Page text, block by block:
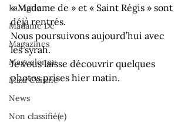
La vigne
Madame De
Magazines
Maguelonne
Maxi Cuisine
News
Non classifié(e)
« Madame de » et « Saint Régis » sont
déjà rentrés.
Nous poursuivons aujourd’hui avec
les syrah.
Je vous laisse découvrir quelques
photos prises hier matin.